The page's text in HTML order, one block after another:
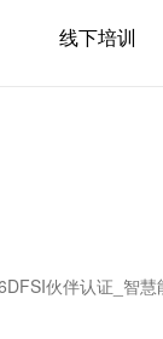
线下培训